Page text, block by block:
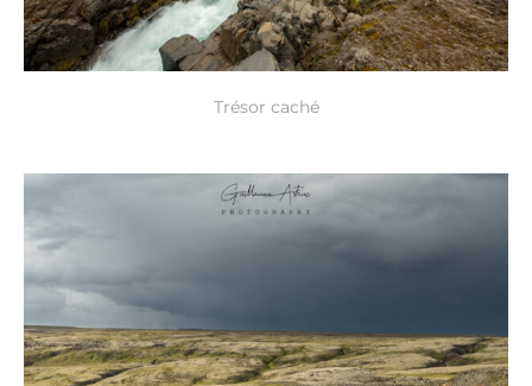
Trésor caché